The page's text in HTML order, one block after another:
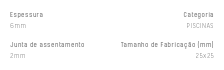
Espessura
6mm
Categoria
PISCINAS
Junta de assentamento
2mm
Tamanho de Fabricação (mm)
25x25